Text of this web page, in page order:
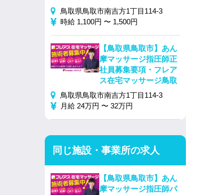
鳥取県鳥取市南吉方1丁目114-3
時給 1,100円 〜 1,500円
【鳥取県鳥取市】あん
摩マッサージ指圧師正
社員募集要項・フレア
ス在宅マッサージ鳥取
鳥取県鳥取市南吉方1丁目114-3
月給 24万円 〜 32万円
同じ施設・事業所の求人
【鳥取県鳥取市】あん
摩マッサージ指圧師パ